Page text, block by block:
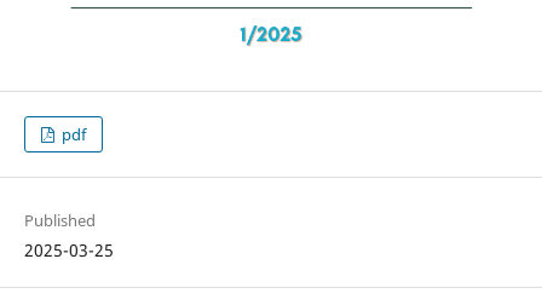
pdf
Published
2025-03-25